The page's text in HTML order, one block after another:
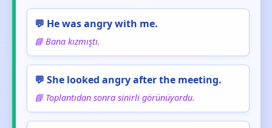
💬 He was angry with me.
📘 Bana kızmıştı.
💬 She looked angry after the meeting.
📘 Toplantıdan sonra sinirli görünüyordu.